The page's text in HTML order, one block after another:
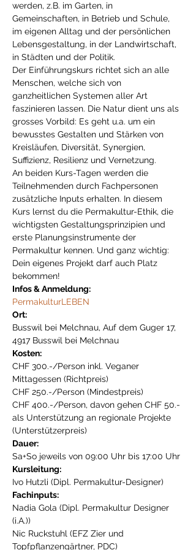
werden, z.B. im Garten, in
Gemeinschaften, in Betrieb und Schule,
im eigenen Alltag und der persönlichen
Lebensgestaltung, in der Landwirtschaft,
in Städten und der Politik.
Der Einführungskurs richtet sich an alle
Menschen, welche sich von
ganzheitlichen Systemen aller Art
faszinieren lassen. Die Natur dient uns als
grosses Vorbild: Es geht u.a. um ein
bewusstes Gestalten und Stärken von
Kreisläufen, Diversität, Synergien,
Suffizienz, Resilienz und Vernetzung.
An beiden Kurs-Tagen werden die
Teilnehmenden durch Fachpersonen
zusätzliche Inputs erhalten. In diesem
Kurs lernst du die Permakultur-Ethik, die
wichtigsten Gestaltungsprinzipien und
erste Planungsinstrumente der
Permakultur kennen. Und ganz wichtig:
Dein eigenes Projekt darf auch Platz
bekommen!
Infos & Anmeldung:
PermakulturLEBEN
Ort:
Busswil bei Melchnau, Auf dem Guger 17,
4917 Busswil bei Melchnau
Kosten:
CHF 300.-/Person inkl. Veganer
Mittagessen (Richtpreis)
CHF 250.-/Person (Mindestpreis)
CHF 400.-/Person, davon gehen CHF 50.-
als Unterstützung an regionale Projekte
(Unterstützerpreis)
Dauer:
Sa+So jeweils von 09:00 Uhr bis 17:00 Uhr
Kursleitung:
Ivo Hutzli (Dipl. Permakultur-Designer)
Fachinputs:
Nadia Gola (Dipl. Permakultur Designer
(i.A.))
Nic Ruckstuhl (EFZ Zier und
Topfpflanzengärtner, PDC)